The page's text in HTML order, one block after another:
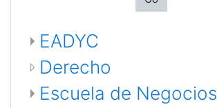
EADYC
Derecho
Escuela de Negocios